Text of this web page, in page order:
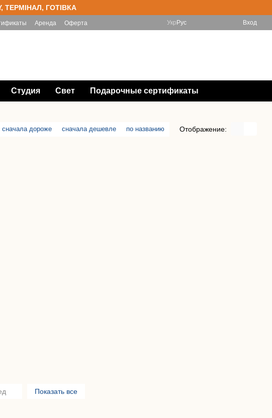
ТЕРМІНАЛ, ГОТІВКА
Аренда
Оферта
Укр Рус Вход
Студия Свет Подарочные сертификаты
сначала дороже сначала дешевле по названию Отображение:
Показать все